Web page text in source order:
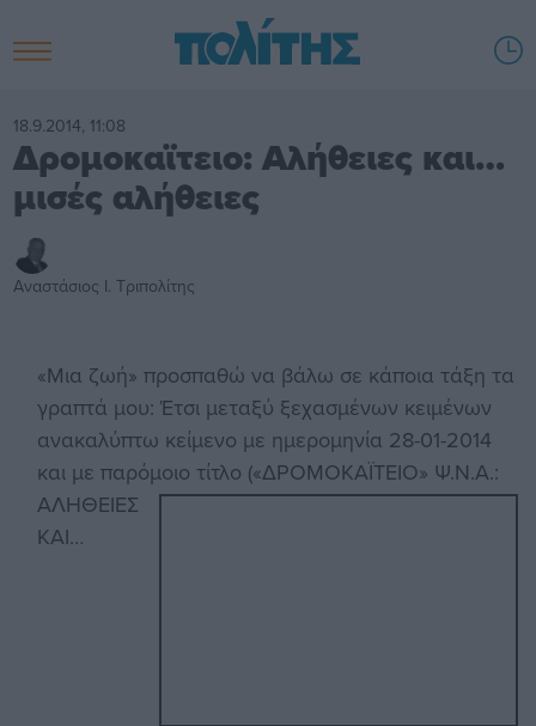
18.9.2014, 11:08
Δρομοκαϊτειο: Αλήθειες και…
μισές αλήθειες
Αναστάσιος Ι. Τριπολίτης
«Μια ζωή» προσπαθώ να βάλω σε κάποια τάξη τα
γραπτά μου: Έτσι μεταξύ ξεχασμένων κειμένων
ανακαλύπτω κείμενο με ημερομηνία 28-01-2014
και με παρόμοιο τίτλο («ΔΡΟΜΟΚΑΪΤΕΙΟ» Ψ.Ν.Α.:
ΑΛΗΘΕΙΕΣ
ΚΑΙ…